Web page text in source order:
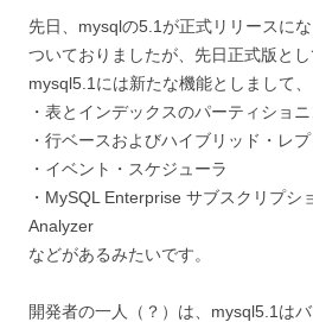
先日、mysqlの5.1が正式リリースに
ついておりましたが、先日正式版とし
mysql5.1には新たな機能としまして、
・表とインデックスのパーティショ
・行ベースおよびハイブリッド・レ
・イベント・スケジューラ
・MySQL Enterprise サブスクリプシ
Analyzer
などがあるみたいです。
開発者の一人（？）は、mysql5.1は